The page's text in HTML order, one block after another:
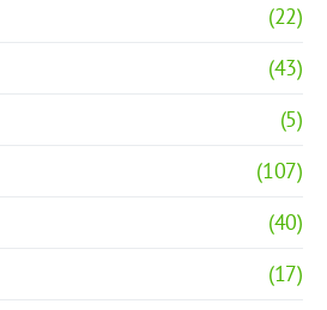
(22)
(43)
(5)
(107)
(40)
(17)